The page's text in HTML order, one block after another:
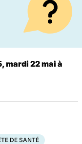
mardi 22 mai à
DE SANTÉ